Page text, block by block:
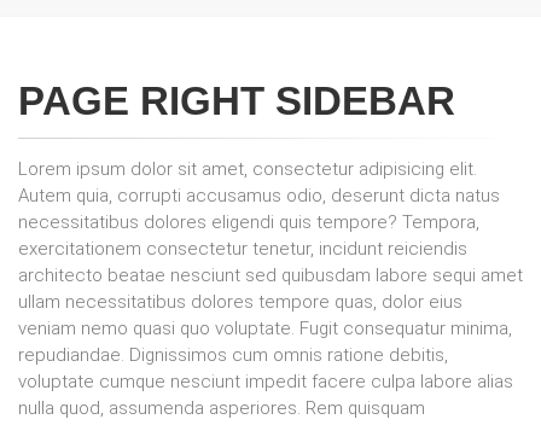
PAGE RIGHT SIDEBAR
Lorem ipsum dolor sit amet, consectetur adipisicing elit.
Autem quia, corrupti accusamus odio, deserunt dicta natus
necessitatibus dolores eligendi quis tempore? Tempora,
exercitationem consectetur tenetur, incidunt reiciendis
architecto beatae nesciunt sed quibusdam labore sequi amet
ullam necessitatibus dolores tempore quas, dolor eius
veniam nemo quasi quo voluptate. Fugit consequatur minima,
repudiandae. Dignissimos cum omnis ratione debitis,
voluptate cumque nesciunt impedit facere culpa labore alias
nulla quod, assumenda asperiores. Rem quisquam